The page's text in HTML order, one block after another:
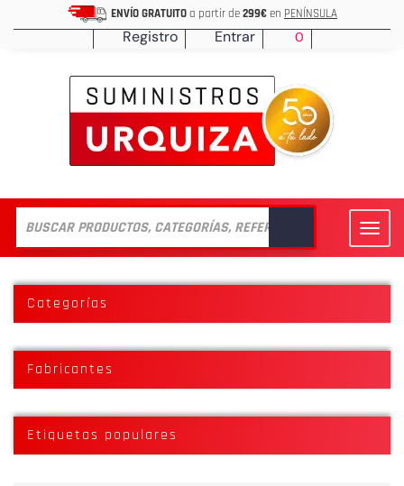
ENVÍO GRATUITOa partir de299€en PENÍNSULA
Registro Entrar 0
Categorías
Fabricantes
Etiquetas populares